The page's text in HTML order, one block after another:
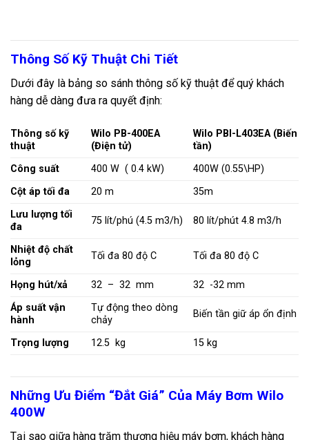
Thông Số Kỹ Thuật Chi Tiết
Dưới đây là bảng so sánh thông số kỹ thuật để quý khách
hàng dễ dàng đưa ra quyết định:
Thông số kỹ
thuật
Wilo PB-400EA
(Điện tử)
Wilo PBI-L403EA (Biến
tần)
Công suất
400 W (0.4 kW) 400W (0.55\HP)
Cột áp tối đa
20 m
35m
Lưu lượng tối
đa
75 lít/phú (4.5 m3/h) 80 lít/phút 4.8 m3/h
Nhiệt độ chất
lỏng
Tối đa80 độ C Tối đa80 độ C
Họng hút/xả 32 – 32 mm
32 -32 mm
Áp suất vận
hành
Tự động theo dòng
chảy
Biến tần giữ áp ổn định
Trọng lượng 12.5 kg 15 kg
Những Ưu Điểm “Đắt Giá” Của Máy Bơm Wilo
400W
Tại sao giữa hàng trăm thương hiệu máy bơm, khách hàng